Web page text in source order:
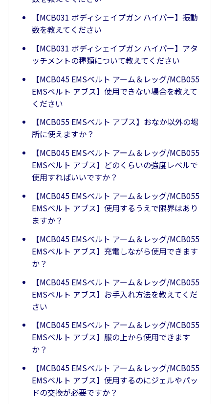
【MCB031 ボディシェイプガン ハイパー】振動
数を教えてください
【MCB031 ボディシェイプガン ハイパー】アタ
ッチメントの種類について教えてください
【MCB045 EMSベルト アーム＆レッグ/MCB055
EMSベルト アブス】使用できない場合を教えて
ください
【MCB055 EMSベルト アブス】おなか以外の場
所に使えますか？
【MCB045 EMSベルト アーム＆レッグ/MCB055
EMSベルト アブス】どのくらいの強度レベルで
使用すればいいですか？
【MCB045 EMSベルト アーム＆レッグ/MCB055
EMSベルト アブス】使用するうえで限界はあり
ますか？
【MCB045 EMSベルト アーム＆レッグ/MCB055
EMSベルト アブス】充電しながら使用できます
か？
【MCB045 EMSベルト アーム＆レッグ/MCB055
EMSベルト アブス】お手入れ方法を教えてくだ
さい
【MCB045 EMSベルト アーム＆レッグ/MCB055
EMSベルト アブス】服の上から使用できます
か？
【MCB045 EMSベルト アーム＆レッグ/MCB055
EMSベルト アブス】使用するのにジェルやパッ
ドの交換が必要ですか？